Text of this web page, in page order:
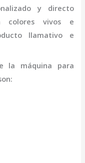
y directo
colores vivos e
llamativo e
la máquina para
: